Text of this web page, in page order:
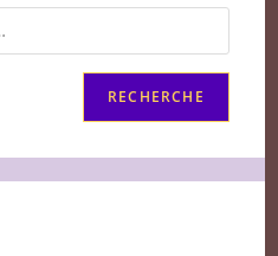
RECHERCHE